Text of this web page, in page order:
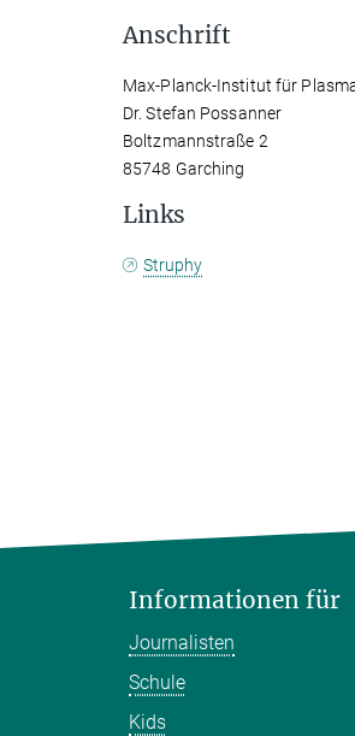
Anschrift
Max-Planck-Institut für
Dr. Stefan Possanner
Boltzmannstraße 2
85748 Garching
Links
Struphy
Informationen für
Journalisten
Schule
Kids